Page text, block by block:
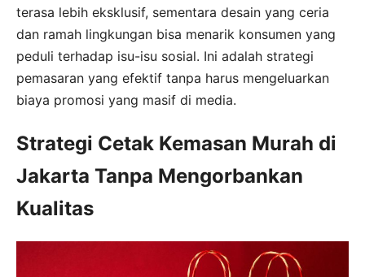
terasa lebih eksklusif, sementara desain yang ceria
dan ramah lingkungan bisa menarik konsumen yang
peduli terhadap isu-isu sosial. Ini adalah strategi
pemasaran yang efektif tanpa harus mengeluarkan
biaya promosi yang masif di media.
Strategi Cetak Kemasan Murah di
Jakarta Tanpa Mengorbankan
Kualitas